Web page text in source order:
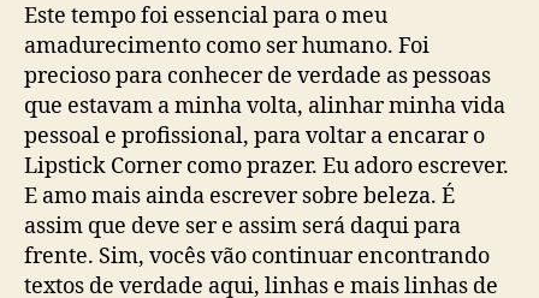
Este tempo foi essencial para o meu
amadurecimento como ser humano. Foi
precioso para conhecer de verdade as pessoas
que estavam a minha volta, alinhar minha vida
pessoal e profissional, para voltar a encarar o
Lipstick Corner como prazer. Eu adoro escrever.
E amo mais ainda escrever sobre beleza. É
assim que deve ser e assim será daqui para
frente. Sim, vocês vão continuar encontrando
textos de verdade aqui, linhas e mais linhas de